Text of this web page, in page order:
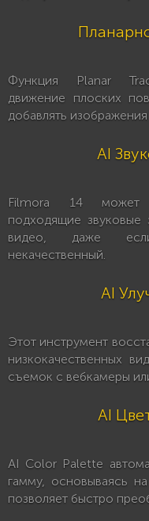
Функция Planar
движение плоских
добавлять
AI
Filmora 14 может
подходящие звуковые
видео, даже если
некачественный.
AI
Этот инструмент
низкокачественных
съемок с вебкамеры
AI
AI Color Palette
гамму, основываясь
позволяет быстро